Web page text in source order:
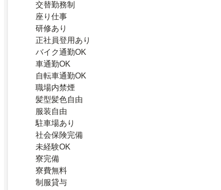
交替勤務制
座り仕事
研修あり
正社員登用あり
バイク通勤OK
車通勤OK
自転車通勤OK
職場内禁煙
髪型髪色自由
服装自由
駐車場あり
社会保険完備
未経験OK
寮完備
寮費無料
制服貸与